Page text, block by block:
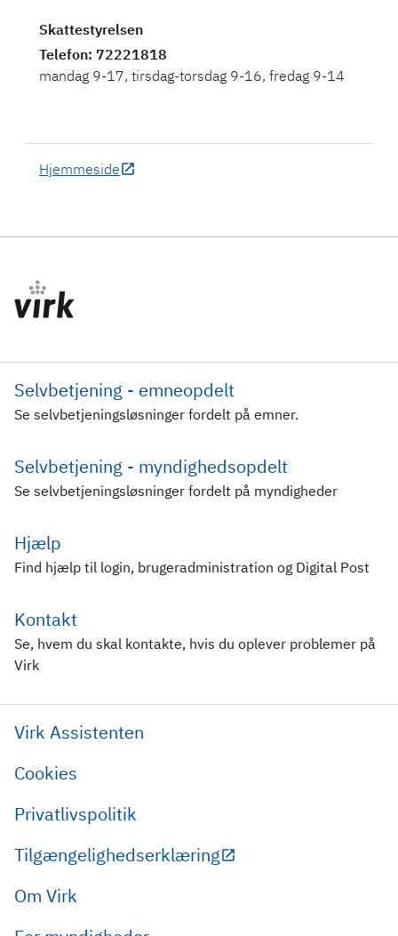
Skattestyrelsen
Telefon: 72221818
mandag 9-17, tirsdag-torsdag 9-16, fredag 9-14
Hjemmeside
Selvbetjening - emneopdelt
Se selvbetjeningsløsninger fordelt på emner.
Selvbetjening - myndighedsopdelt
Se selvbetjeningsløsninger fordelt på myndigheder
Hjælp
Find hjælp til login, brugeradministration og Digital Post
Kontakt
Se, hvem du skal kontakte, hvis du oplever problemer på
Virk
Virk Assistenten
Cookies
Privatlivspolitik
Tilgængelighedserklæring
Om Virk